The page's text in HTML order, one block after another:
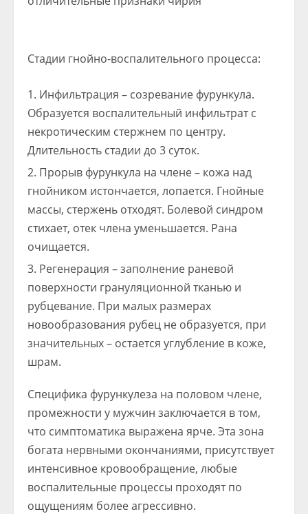
Стадии гнойно-воспалительного процесса:
Инфильтрация – созревание фурункула.
Образуется воспалительный инфильтрат с
некротическим стержнем по центру.
Длительность стадии до 3 суток.
Прорыв фурункула на члене – кожа над
гнойником истончается, лопается. Гнойные
массы, стержень отходят. Болевой синдром
стихает, отек члена уменьшается. Рана
очищается.
Регенерация – заполнение раневой
поверхности грануляционной тканью и
рубцевание. При малых размерах
новообразования рубец не образуется, при
значительных – остается углубление в коже,
шрам.
Специфика фурункулеза на половом члене,
промежности у мужчин заключается в том,
что симптоматика выражена ярче. Эта зона
богата нервными окончаниями, присутствует
интенсивное кровообращение, любые
воспалительные процессы проходят по
ощущениям более агрессивно.